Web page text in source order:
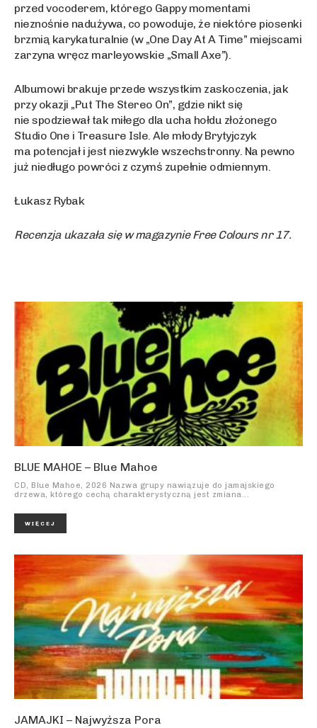
przed vocoderem, którego Gappy momentami
nieznośnie nadużywa, co powoduje, że niektóre piosenki
brzmią karykaturalnie (w „One Day At A Time” miejscami
zarzyna wręcz marleyowskie „Small Axe”).
Albumowi brakuje przede wszystkim zaskoczenia, jak
przy okazji „Put The Stereo On”, gdzie nikt się
nie spodziewał tak miłego dla ucha hołdu złożonego
Studio One i Treasure Isle. Ale młody Brytyjczyk
ma potencjał i jest niezwykle wszechstronny. Na pewno
już niedługo powróci z czymś zupełnie odmiennym.
Łukasz Rybak
Recenzja ukazała się w magazynie Free Colours nr 17.
BLUE MAHOE – Blue Mahoe
CD, Blue Mahoe, 2026 Nazwa grupy nawiązuje do jamajskiego
drzewa, którego cechą charakterystyczną jest zmiana...
WIĘCEJ
JAMAJKI – Najwyższa Pora